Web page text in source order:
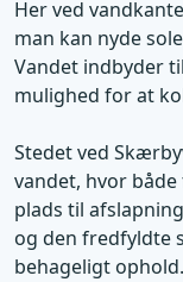
Her ved
man kan nyde
Vandet indbyder
mulighed for at
Stedet ved
vandet, hvor
plads til
og den fredfyldte
behageligt ophold.